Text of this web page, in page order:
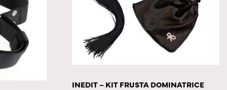
INEDIT – KIT FRUSTA DOMINATRICE